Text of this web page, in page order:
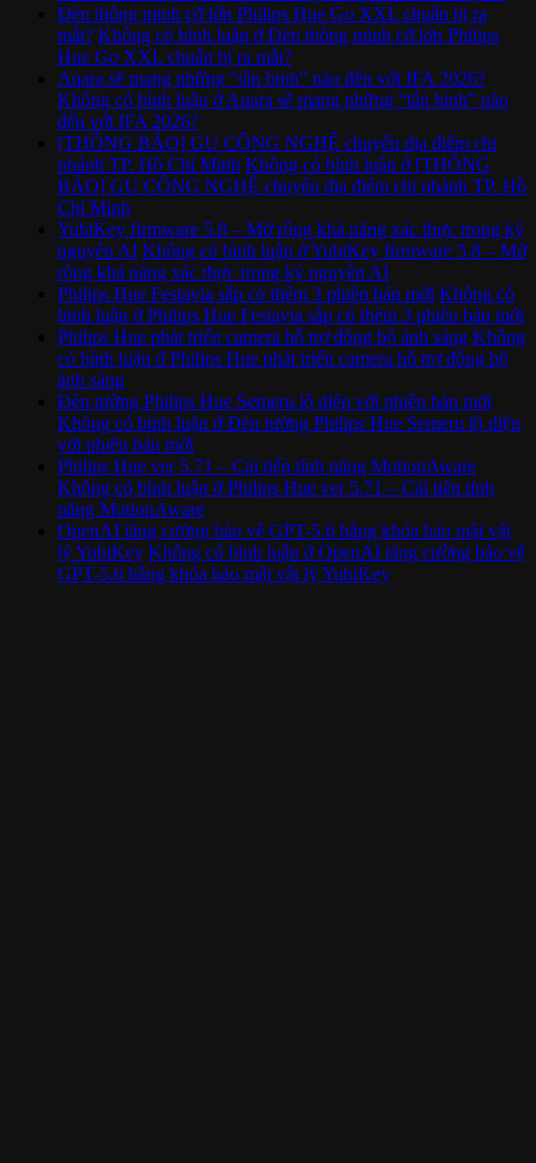
Đèn thông minh cỡ lớn Philips Hue Go XXL chuẩn bị ra
mắt? Không có bình luận ở Đèn thông minh cỡ lớn Philips
Hue Go XXL chuẩn bị ra mắt?
Aqara sẽ mang những “tân binh” nào đến với IFA 2026?
Không có bình luận ở Aqara sẽ mang những “tân binh” nào
đến với IFA 2026?
[THÔNG BÁO] GU CÔNG NGHỆ chuyển địa điểm chi
nhánh TP. Hồ Chí Minh Không có bình luận ở [THÔNG
BÁO] GU CÔNG NGHỆ chuyển địa điểm chi nhánh TP. Hồ
Chí Minh
YubiKey firmware 5.8 – Mở rộng khả năng xác thực trong kỷ
nguyên AI Không có bình luận ở YubiKey firmware 5.8 – Mở
rộng khả năng xác thực trong kỷ nguyên AI
Philips Hue Festavia sắp có thêm 3 phiên bản mới Không có
bình luận ở Philips Hue Festavia sắp có thêm 3 phiên bản mới
Philips Hue phát triển camera hỗ trợ đồng bộ ánh sáng Không
có bình luận ở Philips Hue phát triển camera hỗ trợ đồng bộ
ánh sáng
Đèn tường Philips Hue Semeru lộ diện với phiên bản mới
Không có bình luận ở Đèn tường Philips Hue Semeru lộ diện
với phiên bản mới
Philips Hue ver 5.71 – Cải tiến tính năng MotionAware
Không có bình luận ở Philips Hue ver 5.71 – Cải tiến tính
năng MotionAware
OpenAI tăng cường bảo vệ GPT-5.6 bằng khóa bảo mật vật
lý YubiKey Không có bình luận ở OpenAI tăng cường bảo vệ
GPT-5.6 bằng khóa bảo mật vật lý YubiKey